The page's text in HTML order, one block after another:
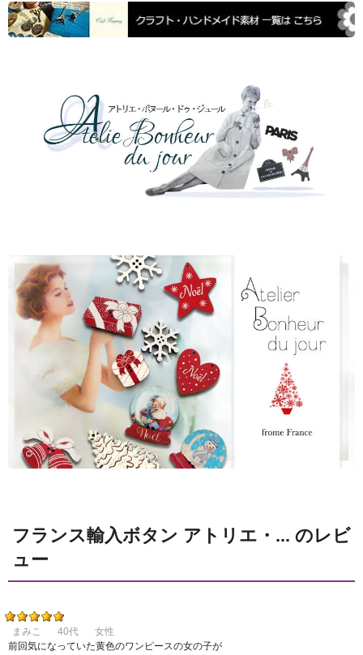
フランス輸入ボタン アトリエ・... のレビ
ュー
まみこ 40代
女性
前回気になっていた黄色のワンピースの女の子が